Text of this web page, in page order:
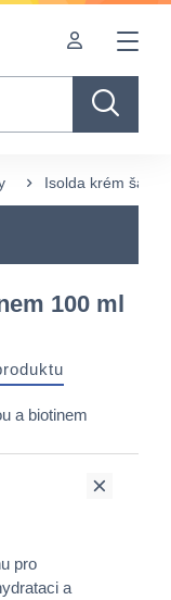
Isolda krém
100 ml
a biotinem
pro
a